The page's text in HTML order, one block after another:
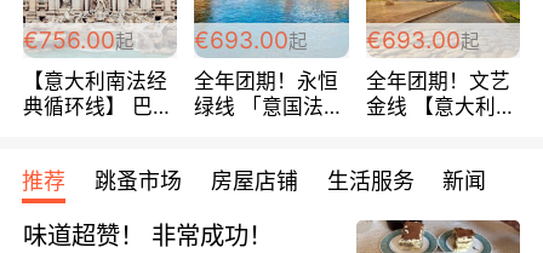
€756.00起
【意大利南法经
典循环线】 巴黎
宾馆 108欧/天起
全程756欧/位
€693.00起
全年团期！永恒
绿线 「意国法
欧/天起 ~包拼房
€693.00起
全年团期！文艺
金线 【意大利一
每周铁发！
推荐 跳蚤市场 房屋店铺 生活服务 新闻
味道超赞！ 非常成功！